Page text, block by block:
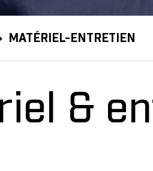
MATÉRIEL-ENTRETIEN
&